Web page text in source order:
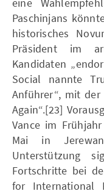
Paschinjans
historisches
Präsident im
Kandidaten
Social nannte
Anführer“, mit der
Again“.[23]
Vance im
Mai in
Unterstützung
Fortschritte bei
for International